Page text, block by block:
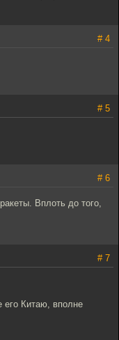
# 4
# 5
# 6
Вплоть до того,
# 7
его Китаю, вполне